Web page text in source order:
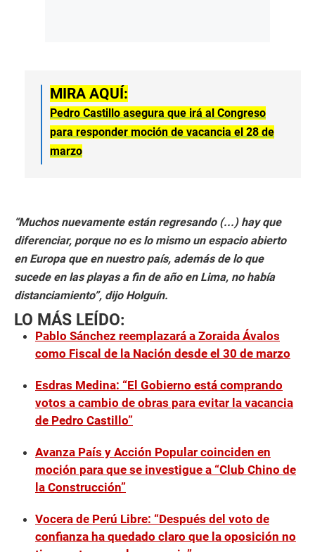
MIRA AQUÍ:
Pedro Castillo asegura que irá al Congreso
para responder moción de vacancia el 28 de
marzo
“Muchos nuevamente están regresando (...) hay que
diferenciar, porque no es lo mismo un espacio abierto
en Europa que en nuestro país, además de lo que
sucede en las playas a fin de año en Lima, no había
distanciamiento”, dijo Holguín.
LO MÁS LEÍDO:
Pablo Sánchez reemplazará a Zoraida Ávalos
como Fiscal de la Nación desde el 30 de marzo
Esdras Medina: “El Gobierno está comprando
votos a cambio de obras para evitar la vacancia
de Pedro Castillo”
Avanza País y Acción Popular coinciden en
moción para que se investigue a “Club Chino de
la Construcción”
Vocera de Perú Libre: “Después del voto de
confianza ha quedado claro que la oposición no